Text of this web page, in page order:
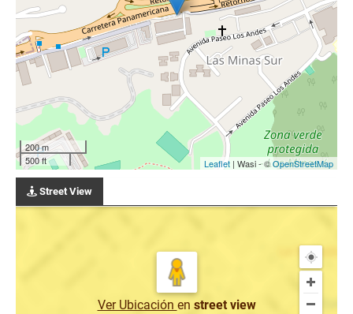
200 m
500 ft
Leaflet | Wasi - ©OpenStreetMap
Street View
Ver Ubicación en street view